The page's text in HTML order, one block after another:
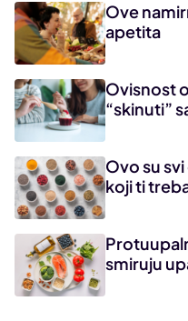
Ove
apetita
Ovisnost
“skinuti”
Ovo su
koji ti
smiruju